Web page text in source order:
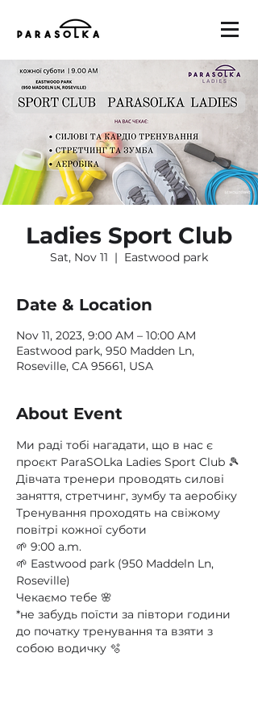
Ladies Sport Club
Sat, Nov 11
  |
Eastwood park
Date & Location
Nov 11, 2023, 9:00 AM – 10:00 AM
Eastwood park, 950 Madden Ln,
Roseville, CA 95661, USA
About Event
Ми раді тобі нагадати, що в нас є
проєкт ParaSOLka Ladies Sport Club 🎾
Дівчата тренери проводять силові
заняття, стретчинг, зумбу та аеробіку
Тренування проходять на свіжому
повітрі кожної суботи
🌱 9:00 a.m.
🌱 Eastwood park (950 Maddeln Ln,
Roseville)
Чекаємо тебе 🌸
*не забудь поїсти за півтори години
до початку тренування та взяти з
собою водичку 🫧